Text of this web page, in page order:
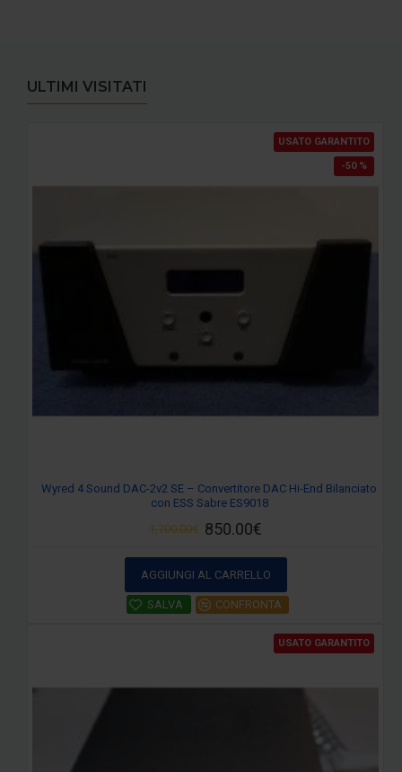
ULTIMI VISITATI
USATO GARANTITO
-50 %
Wyred 4 Sound DAC-2v2 SE – Convertitore DAC Hi-End Bilanciato
con ESS Sabre ES9018
850.00€
1,700.00€
AGGIUNGI AL CARRELLO
SALVA CONFRONTA
USATO GARANTITO